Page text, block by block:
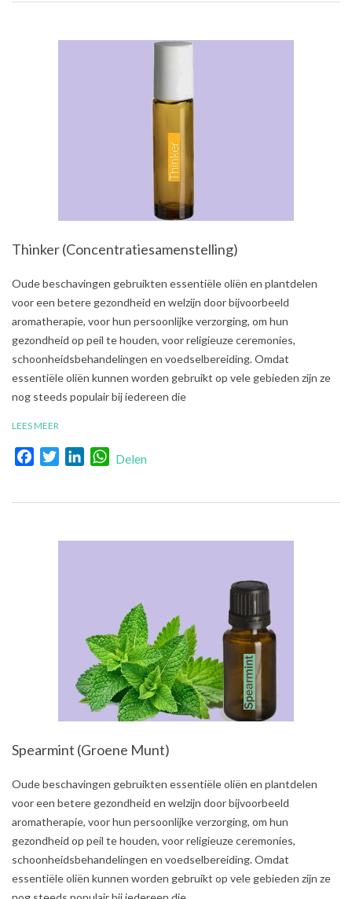
Thinker (Concentratiesamenstelling)
2021-
Oude beschavingen gebruikten essentiële oliën en plantdelen
voor een betere gezondheid en welzijn door bijvoorbeeld
aromatherapie, voor hun persoonlijke verzorging, om hun
gezondheid op peil te houden, voor religieuze ceremonies,
schoonheidsbehandelingen en voedselbereiding. Omdat
essentiële oliën kunnen worden gebruikt op vele gebieden zijn ze
nog steeds populair bij iedereen die
LEES MEER
FacebookTwitterLinkedInWhatsApp
Delen
Spearmint (Groene Munt)
2021-
Oude beschavingen gebruikten essentiële oliën en plantdelen
voor een betere gezondheid en welzijn door bijvoorbeeld
aromatherapie, voor hun persoonlijke verzorging, om hun
gezondheid op peil te houden, voor religieuze ceremonies,
schoonheidsbehandelingen en voedselbereiding. Omdat
essentiële oliën kunnen worden gebruikt op vele gebieden zijn ze